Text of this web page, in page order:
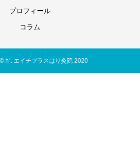
プロフィール
コラム
h⁺. エイチプラスはり灸院 2020